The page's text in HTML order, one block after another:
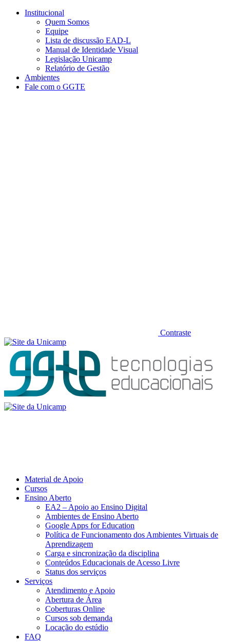
Conteúdo principal
Institucional
Quem Somos
Equipe
Lista de discussão EAD-L
Manual de Identidade Visual
Legislação Unicamp​
Relatório de Gestão
Ambientes
Fale com o GGTE
Contraste
Material de Apoio
Cursos
Ensino Aberto
EA2 – Apoio ao Ensino Digital
Ambientes de Ensino Aberto
Google Apps for Education
Política de Funcionamento dos Ambientes Virtuais de
Aprendizagem
Carga e sincronização da disciplina​
Conteúdos Educacionais de Acesso Livre​
Status dos serviços​​
Serviços
Atendimento e Apoio
Abertura de Área
Coberturas Online​
Cursos sob demanda
Locação do estúdio
FAQ